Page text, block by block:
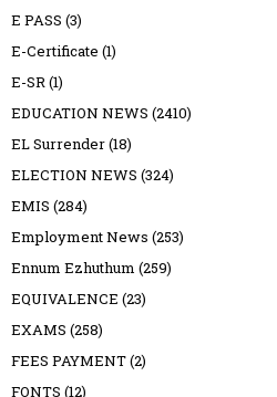
E PASS (3)
E-Certificate (1)
E-SR(1)
EDUCATION NEWS (2410)
EL Surrender(18)
ELECTION NEWS (324)
EMIS (284)
Employment News (253)
Ennum Ezhuthum (259)
EQUIVALENCE (23)
EXAMS (258)
FEES PAYMENT(2)
FONTS (12)